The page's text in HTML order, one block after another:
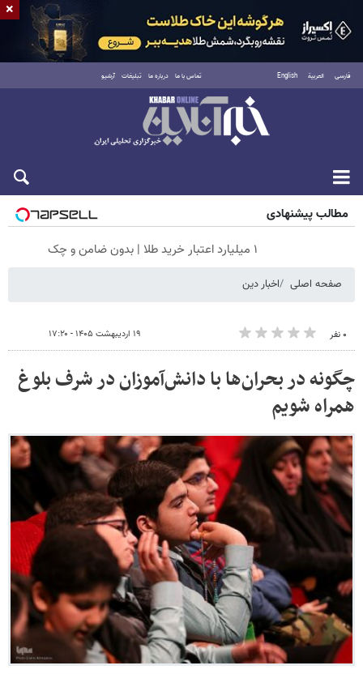
فارسی العربية English تماس با ما درباره ما تبلیغات آرشیو
جمعه ۱۶ مرداد ۱۴۰۵
مطالب پیشنهادی
۱ میلیارد اعتبار خرید طلا | بدون ضامن و چک
صفحه اصلی اخبار دین
۰ نفر ۱۹ اردیبهشت ۱۴۰۵ - ۱۷:۲۰
چگونه در بحران‌ها با دانش‌آموزان در شرف بلوغ
همراه شویم
×